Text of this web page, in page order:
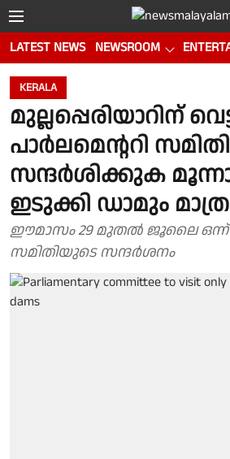
LATEST NEWS NEWSROOM
KERALA
മുല്ലപ്പെരിയാറിന്
പാർലമെൻ്ററി സമിതി
സന്ദർശിക്കുക
ഇടുക്കി ഡാമും
ഈമാസം 29 മുതൽ ജൂലൈ
സമിതിയുടെ സന്ദർശനം